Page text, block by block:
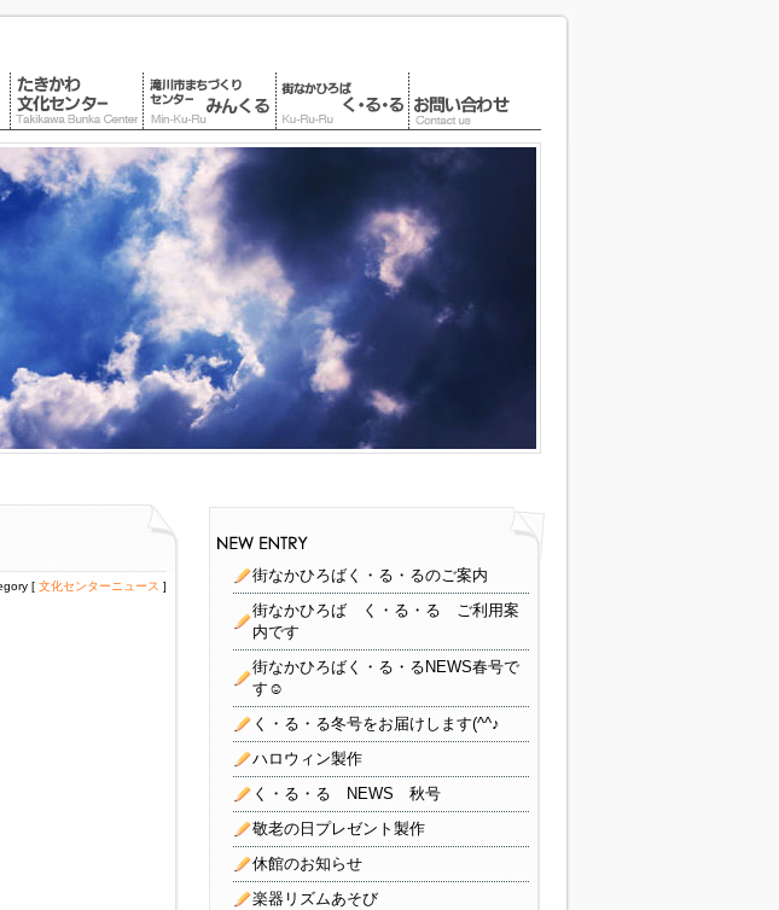
[ 文化センターニュース ]
街なかひろばく・る・るのご案内
街なかひろば く・る・る ご利用案
内です
街なかひろばく・る・るNEWS春号で
す☺
く・る・る冬号をお届けします(^^♪
ハロウィン製作
く・る・る NEWS 秋号
敬老の日プレゼント製作
休館のお知らせ
楽器リズムあそび